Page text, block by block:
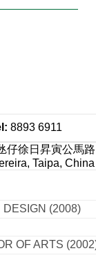
: 8893 6911
仔徐日昇寅公馬路
Taipa, China
(2008)
OF ARTS